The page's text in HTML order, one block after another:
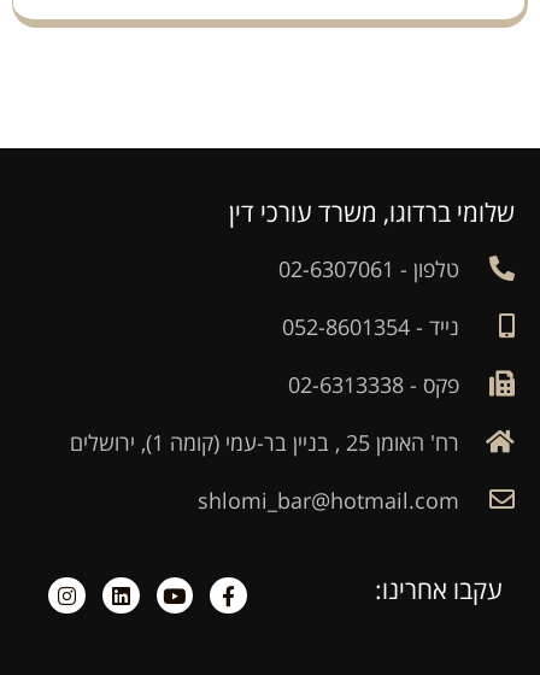
שלומי ברדוגו, משרד עורכי דין
טלפון - 02-6307061
נייד - 052-8601354
פקס - 02-6313338
רח' האומן 25 , בניין בר-עמי (קומה 1), ירושלים
shlomi_bar@hotmail.com
עקבו אחרינו: